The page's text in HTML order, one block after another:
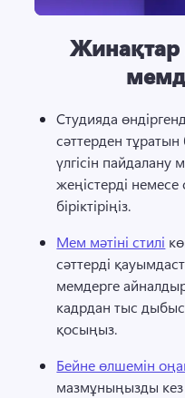
Жинақтар
Студияда
сәттерден
үлгісін пайдалану
жеңістерді немесе
біріктіріңіз.
Мем мәтіні стилі
сәттерді
мемдерге
кадрдан тыс
қосыңыз.
Бейне өлшемін
мазмұныңызды кез